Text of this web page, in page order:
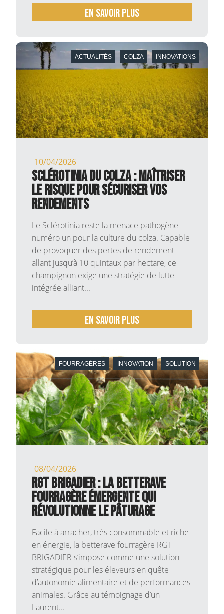
En savoir plus
ACTUALITÉS COLZA INNOVATIONS
10/04/2026
Sclérotinia du Colza : Maîtriser
le risque pour sécuriser vos
rendements
Le Sclérotinia reste la menace pathogène
numéro un pour la culture du colza. Capable
de provoquer des pertes de rendement
allant jusqu’à 10 quintaux par hectare, ce
champignon exige une stratégie de lutte
intégrée alliant...
En savoir plus
FOURRAGÈRES INNOVATION SOLUTION
08/04/2026
RGT BRIGADIER : la betterave
fourragère émergente qui
révolutionne le pâturage
Facile à arracher, très consommable et riche
en énergie, la betterave fourragère RGT
BRIGADIER s’impose comme une solution
stratégique pour les éleveurs en quête
d’autonomie alimentaire et de performances
animales. Grâce au témoignage d’un
Laurent...